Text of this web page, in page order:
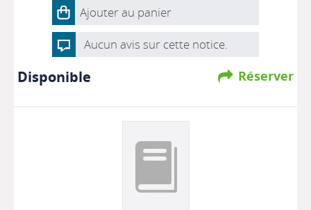
Ajouter au panier
Aucun avis sur cette notice.
Réserver
Disponible